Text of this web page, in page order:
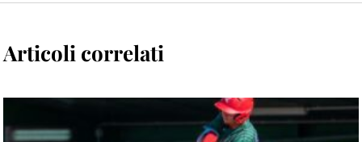
Articoli correlati